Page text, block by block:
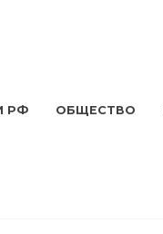
РФ ОБЩЕСТВО